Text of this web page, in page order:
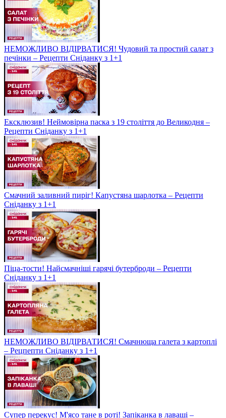
НЕМОЖЛИВО ВІДІРВАТИСЯ! Чудовий та простий салат з
печінки – Рецепти Сніданку з 1+1
Ексклюзив! Неймовірна паска з 19 століття до Великодня –
Рецепти Сніданку з 1+1
Смачний заливний пиріг! Капустяна шарлотка – Рецепти
Сніданку з 1+1
Піца-тости! Найсмачніші гарячі бутерброди – Рецепти
Сніданку з 1+1
НЕМОЖЛИВО ВІДІРВАТИСЯ! Смачнюща галета з картоплі
– Рецпепти Сніданку з 1+1
Супер перекус! М'ясо тане в роті! Запіканка в лаваші –